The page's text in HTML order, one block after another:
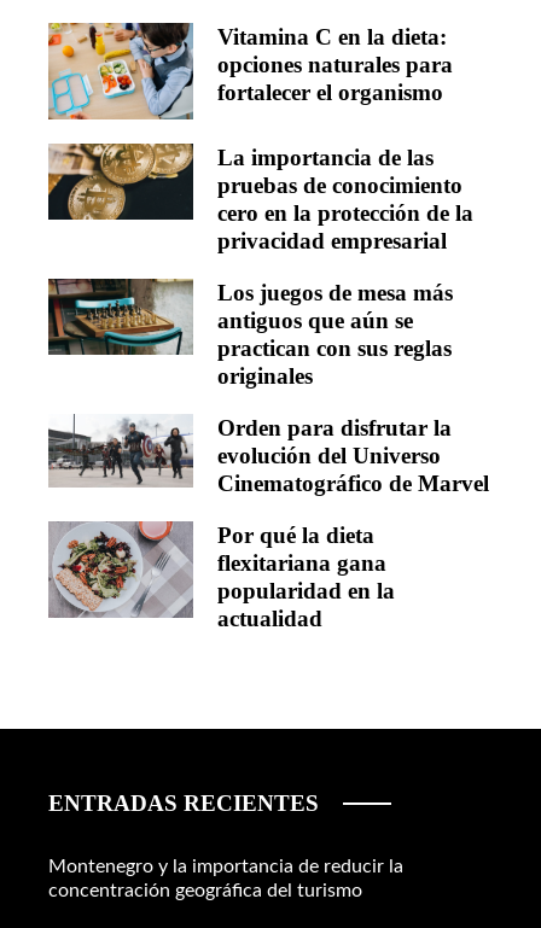
Vitamina C en la dieta:
opciones naturales para
fortalecer el organismo
La importancia de las
pruebas de conocimiento
cero en la protección de la
privacidad empresarial
Los juegos de mesa más
antiguos que aún se
practican con sus reglas
originales
Orden para disfrutar la
evolución del Universo
Cinematográfico de Marvel
Por qué la dieta
flexitariana gana
popularidad en la
actualidad
ENTRADAS RECIENTES
Montenegro y la importancia de reducir la
concentración geográfica del turismo